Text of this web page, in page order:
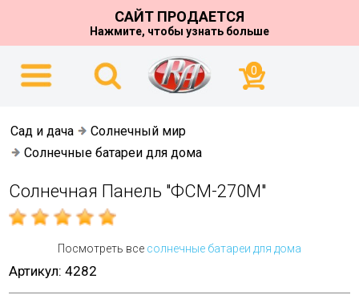
САЙТ ПРОДАЕТСЯ
Нажмите, чтобы узнать больше
0
Сад и дача
Солнечный мир
Солнечные батареи для дома
Солнечная Панель "ФСМ-270М"
Посмотреть все солнечные батареи для дома
Артикул: 4282